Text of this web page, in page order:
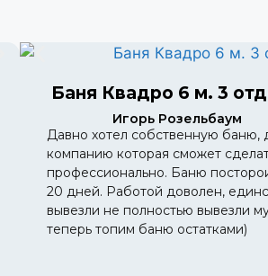
Баня Квадро 6 м. 3
Игорь Розельбаум
Давно хотел собственную баню,
компанию которая сможет
профессионально. Баню
20 дней. Работой доволен,
вывезли не полностью вывезли
теперь топим баню остатками)